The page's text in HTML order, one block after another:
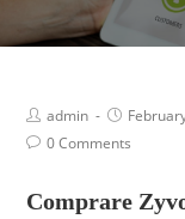
admin
0 Comments
Comprare